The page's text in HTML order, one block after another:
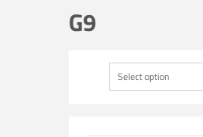
G9
Select option